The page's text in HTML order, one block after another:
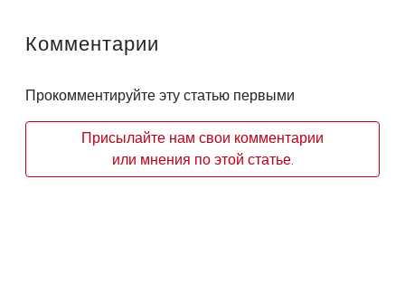
Комментарии
Прокомментируйте эту статью первыми
Присылайте нам свои комментарии
или мнения по этой статье.